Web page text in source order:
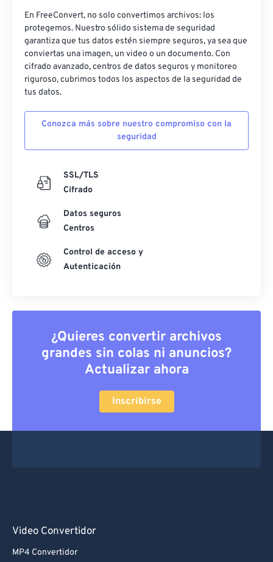
En FreeConvert, no solo convertimos archivos: los
protegemos. Nuestro sólido sistema de seguridad
garantiza que tus datos estén siempre seguros, ya sea que
conviertas una imagen, un video o un documento. Con
cifrado avanzado, centros de datos seguros y monitoreo
riguroso, cubrimos todos los aspectos de la seguridad de
tus datos.
Conozca más sobre nuestro compromiso con la
seguridad
SSL/TLS
Cifrado
Datos seguros
Centros
Control de acceso y
Autenticación
¿Quieres convertir archivos
grandes sin colas ni anuncios?
Actualizar ahora
Inscribirse
Video Convertidor
MP4 Convertidor